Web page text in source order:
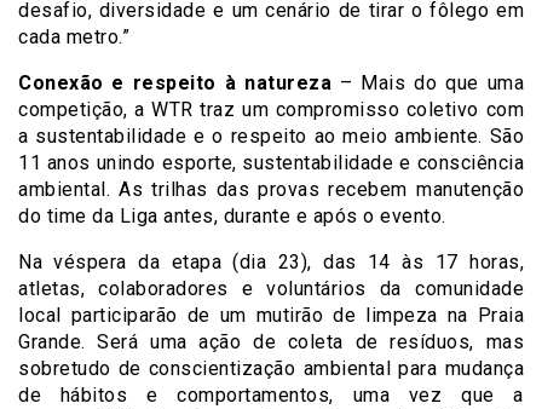
desafio, diversidade e um cenário de tirar o fôlego em
cada metro.”
Conexão e respeito à natureza – Mais do que uma
competição, a WTR traz um compromisso coletivo com
a sustentabilidade e o respeito ao meio ambiente. São
11 anos unindo esporte, sustentabilidade e consciência
ambiental. As trilhas das provas recebem manutenção
do time da Liga antes, durante e após o evento.
Na véspera da etapa (dia 23), das 14 às 17 horas,
atletas, colaboradores e voluntários da comunidade
local participarão de um mutirão de limpeza na Praia
Grande. Será uma ação de coleta de resíduos, mas
sobretudo de conscientização ambiental para mudança
de hábitos e comportamentos, uma vez que a